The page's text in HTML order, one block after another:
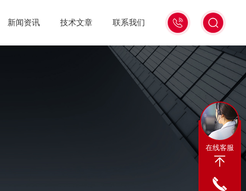
13311665350
新闻资讯 技术文章 联系我们
在线客服